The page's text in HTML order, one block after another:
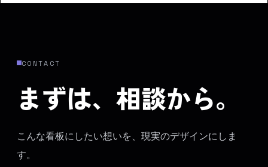
CONTACT
まずは、相談から。
こんな看板にしたい想いを、現実のデザインにしま
す。